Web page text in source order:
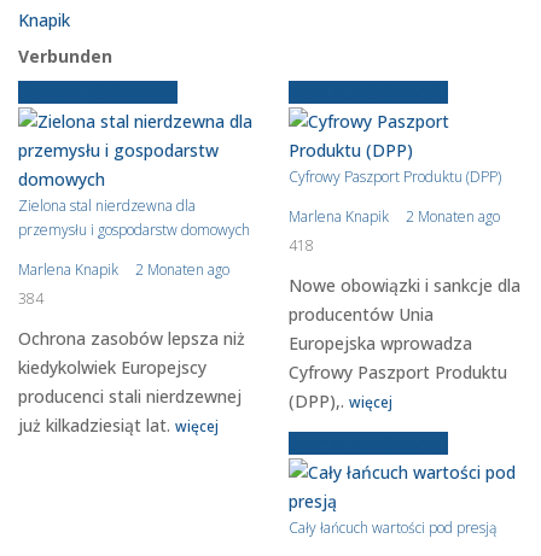
Verbunden
Zielona stal nierdzewna dla
przemysłu i gospodarstw domowych
Marlena Knapik
2 Monaten ago
384
Ochrona zasobów lepsza niż
kiedykolwiek Europejscy
producenci stali nierdzewnej
już kilkadziesiąt lat. więcej
Cyfrowy Paszport Produktu (DPP)
Marlena Knapik
2 Monaten ago
418
Nowe obowiązki i sankcje dla
producentów Unia
Europejska wprowadza
Cyfrowy Paszport Produktu
(DPP),. więcej
Cały łańcuch wartości pod presją